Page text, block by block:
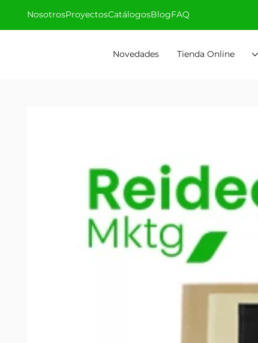
Novedades Tienda Online
NosotrosProyectosCatálogosBlogFAQ